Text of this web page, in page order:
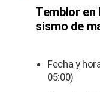
Temblor en
sismo de
Fecha y
05:00)